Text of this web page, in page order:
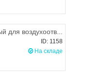
Тройник коллекторный для воздухоотводчика и дренажного крана PROFACTOR
ID: 1158
На складе